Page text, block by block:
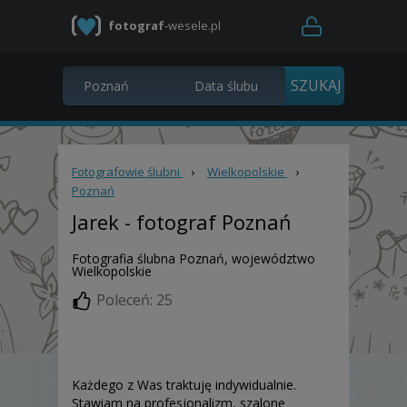
fotograf-wesele.pl
Fotografowie ślubni › Wielkopolskie
›
Poznań
Jarek - fotograf Poznań
Fotografia ślubna Poznań, województwo
Wielkopolskie
Poleceń: 25
Każdego z Was traktuję indywidualnie.
Stawiam na profesjonalizm, szalone